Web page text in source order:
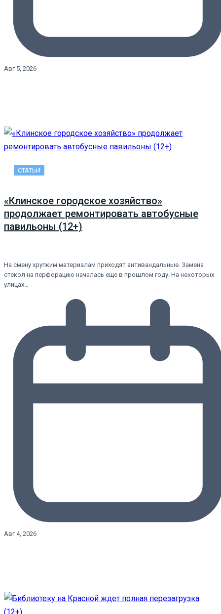
Авг 5, 2026
СТАТЬИ
«Клинское городское хозяйство»
продолжает ремонтировать автобусные
павильоны (12+)
На смену хрупким материалам приходят антивандальные. Замена
стекол на перфорацию началась еще в прошлом году. На некоторых
улицах…
Авг 4, 2026